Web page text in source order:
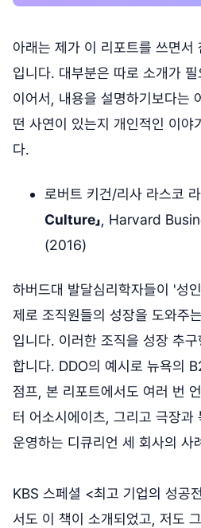
아래는 제가 이 리포트를 쓰면서
입니다. 대부분은 따로 소개가
이어서, 내용을 설명하기보다는
떤 사연이 있는지 개인적인 이야
다.
로버트 키건/리사 라스코
Culture」, Harvard
(2016)
하버드대 발달심리학자들이 '성
제로 조직원들의 성장을 도와주
입니다. 이러한 조직을 성장 추
합니다. DDO의 예시로 뉴욕의
점프, 본 리포트에서도 여러 번
터 어소시에이츠, 그리고 극장과
운영하는 디큐리언 세 회사의 사
KBS 스페셜 <최고 기업의 성공
서도 이 책이 소개되었고, 저도